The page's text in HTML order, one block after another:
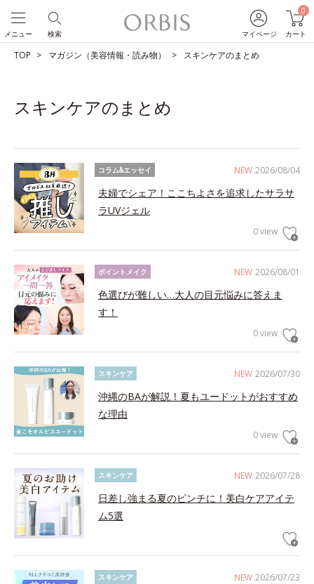
マイページ
0
カート
検索
メニュー
TOP マガジン（美容情報・読み物） スキンケアのまとめ
スキンケアのまとめ
NEW 2026/08/04
コラム&エッセイ
夫婦でシェア！ここちよさを追求したサラサ
ラUVジェル
0 view
NEW 2026/08/01
ポイントメイク
色選びが難しい…大人の目元悩みに答えま
す！
0 view
NEW 2026/07/30
スキンケア
沖縄のBAが解説！夏もユードットがおすすめ
な理由
0 view
NEW 2026/07/28
スキンケア
日差し強まる夏のピンチに！美白ケアアイテ
ム5選
NEW 2026/07/23
スキンケア